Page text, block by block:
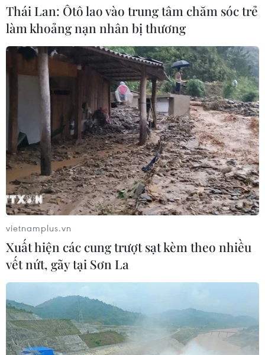
Huyện Đông Anh thu ngân sách từ đấu giá
đất cao nhất Hà Nội
19/11/2022 14:54
Theo ông Nguyễn Anh Dũng, Phó Chủ tịch Ủy ban Nhân
dân huyện Đông Anh, nguồn ngân sách thu được từ các
phiên đấu giá đất sẽ cơ bản được huyện đầu tư xây
dựng hạ tầng xã hội phục vụ đời sống nhân dân.
Thái Lan: Ôtô lao vào trung tâm chăm sóc trẻ
làm khoảng nạn nhân bị thương
vietnamplus.vn
Xuất hiện các cung trượt sạt kèm theo nhiều
vết nứt, gãy tại Sơn La